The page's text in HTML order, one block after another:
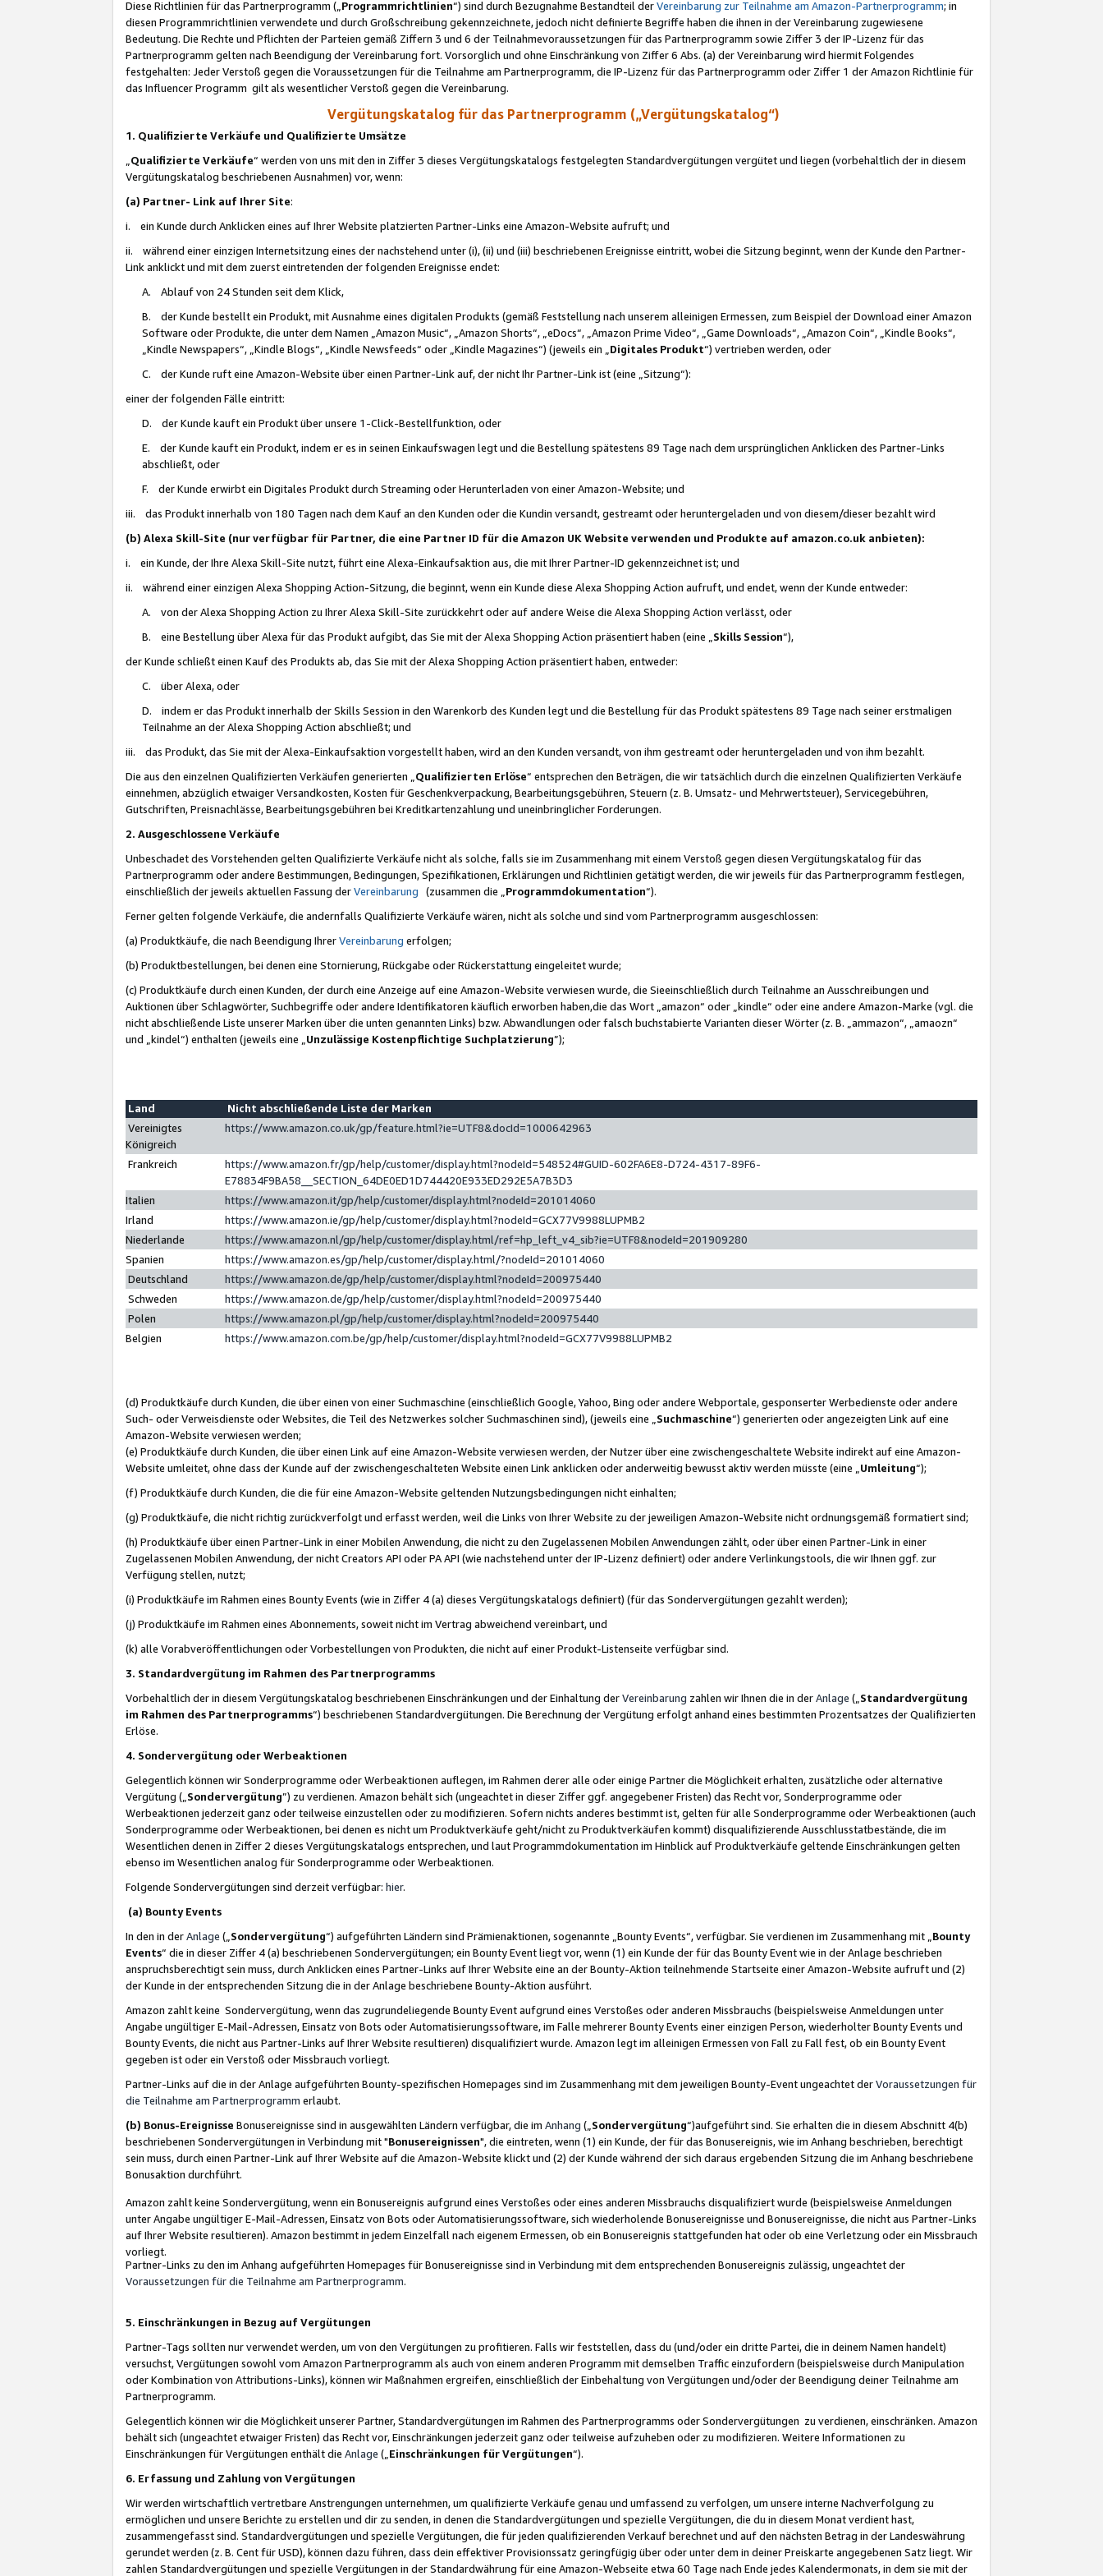
Diese Richtlinien für das Partnerprogramm („Programmrichtlinien“) sind durch Bezugnahme Bestandteil derVereinbarung zur Teilnahme am Amazon-Partnerprogramm; in
diesen Programmrichtlinien verwendete und durch Großschreibung gekennzeichnete, jedoch nicht definierte Begriffe haben die ihnen in der Vereinbarung zugewiesene
Bedeutung. Die Rechte und Pflichten der Parteien gemäß Ziffern 3 und 6 der Teilnahmevoraussetzungen für das Partnerprogramm sowie Ziffer 3 der IP-Lizenz für das
Partnerprogramm gelten nach Beendigung der Vereinbarung fort. Vorsorglich und ohne Einschränkung von Ziffer 6 Abs. (a) der Vereinbarung wird hiermit Folgendes
festgehalten: Jeder Verstoß gegen die Voraussetzungen für die Teilnahme am Partnerprogramm, die IP-Lizenz für das Partnerprogramm oder Ziffer 1 der Amazon Richtlinie für
das Influencer Programm gilt als wesentlicher Verstoß gegen die Vereinbarung.
Vergütungskatalog für das Partnerprogramm („Vergütungskatalog“)
1. Qualifizierte Verkäufe und Qualifizierte Umsätze
Qualifizierte Verkäufe“ werden von uns mit den in Ziffer 3 dieses Vergütungskatalogs festgelegten Standardvergütungen vergütet und liegen (vorbehaltlich der in diesem
Vergütungskatalog beschriebenen Ausnahmen) vor, wenn:
(a) Partner- Link auf Ihrer Site:
i. ein Kunde durch Anklicken eines auf Ihrer Website platzierten Partner-Links eine Amazon-Website aufruft; und
ii. während einer einzigen Internetsitzung eines der nachstehend unter (i), (ii) und (iii) beschriebenen Ereignisse eintritt, wobei die Sitzung beginnt, wenn der Kunde den Partner-
Link anklickt und mit dem zuerst eintretenden der folgenden Ereignisse endet:
A. Ablauf von 24 Stunden seit dem Klick,
B. der Kunde bestellt ein Produkt, mit Ausnahme eines digitalen Produkts (gemäß Feststellung nach unserem alleinigen Ermessen, zum Beispiel der Download einer Amazon
Software oder Produkte, die unter dem Namen „Amazon Music“, „Amazon Shorts“, „eDocs“, „Amazon Prime Video“, „Game Downloads“, „Amazon Coin“, „Kindle Books“,
„Kindle Newspapers“, „Kindle Blogs“, „Kindle Newsfeeds“ oder „Kindle Magazines“) (jeweils ein „ Digitales Produkt“) vertrieben werden, oder
C. der Kunde ruft eine Amazon-Website über einen Partner-Link auf, der nicht Ihr Partner-Link ist (eine „Sitzung“):
einer der folgenden Fälle eintritt:
D. der Kunde kauft ein Produkt über unsere 1-Click-Bestellfunktion, oder
E. der Kunde kauft ein Produkt, indem er es in seinen Einkaufswagen legt und die Bestellung spätestens 89 Tage nach dem ursprünglichen Anklicken des Partner-Links
abschließt, oder
F. der Kunde erwirbt ein Digitales Produkt durch Streaming oder Herunterladen von einer Amazon-Website; und
iii. das Produkt innerhalb von 180 Tagen nach dem Kauf an den Kunden oder die Kundin versandt, gestreamt oder heruntergeladen und von diesem/dieser bezahlt wird
(b) Alexa Skill-Site (nur verfügbar für Partner, die eine Partner ID für die Amazon UK Website verwenden und Produkte auf amazon.co.uk anbieten):
i. ein Kunde, der Ihre Alexa Skill-Site nutzt, führt eine Alexa-Einkaufsaktion aus, die mit Ihrer Partner-ID gekennzeichnet ist; und
ii. während einer einzigen Alexa Shopping Action-Sitzung, die beginnt, wenn ein Kunde diese Alexa Shopping Action aufruft, und endet, wenn der Kunde entweder:
A. von der Alexa Shopping Action zu Ihrer Alexa Skill-Site zurückkehrt oder auf andere Weise die Alexa Shopping Action verlässt, oder
B. eine Bestellung über Alexa für das Produkt aufgibt, das Sie mit der Alexa Shopping Action präsentiert haben (eine „ Skills Session“),
der Kunde schließt einen Kauf des Produkts ab, das Sie mit der Alexa Shopping Action präsentiert haben, entweder:
C. über Alexa, oder
D. indem er das Produkt innerhalb der Skills Session in den Warenkorb des Kunden legt und die Bestellung für das Produkt spätestens 89 Tage nach seiner erstmaligen
Teilnahme an der Alexa Shopping Action abschließt; und
iii. das Produkt, das Sie mit der Alexa-Einkaufsaktion vorgestellt haben, wird an den Kunden versandt, von ihm gestreamt oder heruntergeladen und von ihm bezahlt.
Die aus den einzelnen Qualifizierten Verkäufen generierten „ Qualifizierten Erlöse“ entsprechen den Beträgen, die wir tatsächlich durch die einzelnen Qualifizierten Verkäufe
einnehmen, abzüglich etwaiger Versandkosten, Kosten für Geschenkverpackung, Bearbeitungsgebühren, Steuern (z. B. Umsatz- und Mehrwertsteuer), Servicegebühren,
Gutschriften, Preisnachlässe, Bearbeitungsgebühren bei Kreditkartenzahlung und uneinbringlicher Forderungen.
2. Ausgeschlossene Verkäufe
Unbeschadet des Vorstehenden gelten Qualifizierte Verkäufe nicht als solche, falls sie im Zusammenhang mit einem Verstoß gegen diesen Vergütungskatalog für das
Partnerprogramm oder andere Bestimmungen, Bedingungen, Spezifikationen, Erklärungen und Richtlinien getätigt werden, die wir jeweils für das Partnerprogramm festlegen,
einschließlich der jeweils aktuellen Fassung derVereinbarung (zusammen die „ Programmdokumentation“).
Ferner gelten folgende Verkäufe, die andernfalls Qualifizierte Verkäufe wären, nicht als solche und sind vom Partnerprogramm ausgeschlossen:
(a) Produktkäufe, die nach Beendigung IhrerVereinbarung erfolgen;
(b) Produktbestellungen, bei denen eine Stornierung, Rückgabe oder Rückerstattung eingeleitet wurde;
(c) Produktkäufe durch einen Kunden, der durch eine Anzeige auf eine Amazon-Website verwiesen wurde, die Sieeinschließlich durch Teilnahme an Ausschreibungen und
Auktionen über Schlagwörter, Suchbegriffe oder andere Identifikatoren käuflich erworben haben,die das Wort „amazon“ oder „kindle“ oder eine andere Amazon-Marke (vgl. die
nicht abschließende Liste unserer Marken über die unten genannten Links) bzw. Abwandlungen oder falsch buchstabierte Varianten dieser Wörter (z. B. „ammazon“, „amaozn“
und „kindel“) enthalten (jeweils eine „ Unzulässige Kostenpflichtige Suchplatzierung”);
Land
Nicht abschließende Liste der Marken
Vereinigtes
Königreich
https://www.amazon.co.uk/gp/feature.html?ie=UTF8&docId=1000642963
Frankreich
https://www.amazon.fr/gp/help/customer/display.html?nodeId=548524#GUID-602FA6E8-D724-4317-89F6-
E78834F9BA58__SECTION_64DE0ED1D744420E933ED292E5A7B3D3
Italien
https://www.amazon.it/gp/help/customer/display.html?nodeId=201014060
Irland
https://www.amazon.ie/gp/help/customer/display.html?nodeId=GCX77V9988LUPMB2
Niederlande
https://www.amazon.nl/gp/help/customer/display.html/ref=hp_left_v4_sib?ie=UTF8&nodeId=201909280
Spanien
https://www.amazon.es/gp/help/customer/display.html/?nodeId=201014060
Deutschland
https://www.amazon.de/gp/help/customer/display.html?nodeId=200975440
Schweden
https://www.amazon.de/gp/help/customer/display.html?nodeId=200975440
Polen
https://www.amazon.pl/gp/help/customer/display.html?nodeId=200975440
Belgien
https://www.amazon.com.be/gp/help/customer/display.html?nodeId=GCX77V9988LUPMB2
(d) Produktkäufe durch Kunden, die über einen von einer Suchmaschine (einschließlich Google, Yahoo, Bing oder andere Webportale, gesponserter Werbedienste oder andere
Such- oder Verweisdienste oder Websites, die Teil des Netzwerkes solcher Suchmaschinen sind), (jeweils eine „ Suchmaschine“) generierten oder angezeigten Link auf eine
Amazon-Website verwiesen werden;
(e) Produktkäufe durch Kunden, die über einen Link auf eine Amazon-Website verwiesen werden, der Nutzer über eine zwischengeschaltete Website indirekt auf eine Amazon-
Website umleitet, ohne dass der Kunde auf der zwischengeschalteten Website einen Link anklicken oder anderweitig bewusst aktiv werden müsste (eine „ Umleitung“);
(f) Produktkäufe durch Kunden, die die für eine Amazon-Website geltenden Nutzungsbedingungen nicht einhalten;
(g) Produktkäufe, die nicht richtig zurückverfolgt und erfasst werden, weil die Links von Ihrer Website zu der jeweiligen Amazon-Website nicht ordnungsgemäß formatiert sind;
(h) Produktkäufe über einen Partner-Link in einer Mobilen Anwendung, die nicht zu den Zugelassenen Mobilen Anwendungen zählt, oder über einen Partner-Link in einer
Zugelassenen Mobilen Anwendung, der nicht Creators API oder PA API (wie nachstehend unter der IP-Lizenz definiert) oder andere Verlinkungstools, die wir Ihnen ggf. zur
Verfügung stellen, nutzt;
(i) Produktkäufe im Rahmen eines Bounty Events (wie in Ziffer 4 (a) dieses Vergütungskatalogs definiert) (für das Sondervergütungen gezahlt werden);
(j) Produktkäufe im Rahmen eines Abonnements, soweit nicht im Vertrag abweichend vereinbart, und
(k) alle Vorabveröffentlichungen oder Vorbestellungen von Produkten, die nicht auf einer Produkt-Listenseite verfügbar sind.
3. Standardvergütung im Rahmen des Partnerprogramms
Vorbehaltlich der in diesem Vergütungskatalog beschriebenen Einschränkungen und der Einhaltung derVereinbarung zahlen wir Ihnen die in derAnlage („ Standardvergütung
im Rahmen des Partnerprogramms“) beschriebenen Standardvergütungen. Die Berechnung der Vergütung erfolgt anhand eines bestimmten Prozentsatzes der Qualifizierten
Erlöse.
4. Sondervergütung oder Werbeaktionen
Gelegentlich können wir Sonderprogramme oder Werbeaktionen auflegen, im Rahmen derer alle oder einige Partner die Möglichkeit erhalten, zusätzliche oder alternative
Vergütung („ Sondervergütung”) zu verdienen. Amazon behält sich (ungeachtet in dieser Ziffer ggf. angegebener Fristen) das Recht vor, Sonderprogramme oder
Werbeaktionen jederzeit ganz oder teilweise einzustellen oder zu modifizieren. Sofern nichts anderes bestimmt ist, gelten für alle Sonderprogramme oder Werbeaktionen (auch
Sonderprogramme oder Werbeaktionen, bei denen es nicht um Produktverkäufe geht/nicht zu Produktverkäufen kommt) disqualifizierende Ausschlusstatbestände, die im
Wesentlichen denen in Ziffer 2 dieses Vergütungskatalogs entsprechen, und laut Programmdokumentation im Hinblick auf Produktverkäufe geltende Einschränkungen gelten
ebenso im Wesentlichen analog für Sonderprogramme oder Werbeaktionen.
Folgende Sondervergütungen sind derzeit verfügbar: hier.
(a) Bounty Events
In den in derAnlage („ Sondervergütung“) aufgeführten Ländern sind Prämienaktionen, sogenannte „Bounty Events“, verfügbar. Sie verdienen im Zusammenhang mit „ Bounty
Events“ die in dieser Ziffer 4 (a) beschriebenen Sondervergütungen; ein Bounty Event liegt vor, wenn (1) ein Kunde der für das Bounty Event wie in der Anlage beschrieben
anspruchsberechtigt sein muss, durch Anklicken eines Partner-Links auf Ihrer Website eine an der Bounty-Aktion teilnehmende Startseite einer Amazon-Website aufruft und (2)
der Kunde in der entsprechenden Sitzung die in der Anlage beschriebene Bounty-Aktion ausführt.
Amazon zahlt keine Sondervergütung, wenn das zugrundeliegende Bounty Event aufgrund eines Verstoßes oder anderen Missbrauchs (beispielsweise Anmeldungen unter
Angabe ungültiger E-Mail-Adressen, Einsatz von Bots oder Automatisierungssoftware, im Falle mehrerer Bounty Events einer einzigen Person, wiederholter Bounty Events und
Bounty Events, die nicht aus Partner-Links auf Ihrer Website resultieren) disqualifiziert wurde. Amazon legt im alleinigen Ermessen von Fall zu Fall fest, ob ein Bounty Event
gegeben ist oder ein Verstoß oder Missbrauch vorliegt.
Partner-Links auf die in der Anlage aufgeführten Bounty-spezifischen Homepages sind im Zusammenhang mit dem jeweiligen Bounty-Event ungeachtet derVoraussetzungen für
die Teilnahme am Partnerprogramm erlaubt.
(b) Bonus-Ereignisse Bonusereignisse sind in ausgewählten Ländern verfügbar, die im Anhang („ Sondervergütung“)aufgeführt sind. Sie erhalten die in diesem Abschnitt 4(b)
beschriebenen Sondervergütungen in Verbindung mit "Bonusereignissen", die eintreten, wenn (1) ein Kunde, der für das Bonusereignis, wie im Anhang beschrieben, berechtigt
sein muss, durch einen Partner-Link auf Ihrer Website auf die Amazon-Website klickt und (2) der Kunde während der sich daraus ergebenden Sitzung die im Anhang beschriebene
Bonusaktion durchführt.
Amazon zahlt keine Sondervergütung, wenn ein Bonusereignis aufgrund eines Verstoßes oder eines anderen Missbrauchs disqualifiziert wurde (beispielsweise Anmeldungen
unter Angabe ungültiger E-Mail-Adressen, Einsatz von Bots oder Automatisierungssoftware, sich wiederholende Bonusereignisse und Bonusereignisse, die nicht aus Partner-Links
auf Ihrer Website resultieren). Amazon bestimmt in jedem Einzelfall nach eigenem Ermessen, ob ein Bonusereignis stattgefunden hat oder ob eine Verletzung oder ein Missbrauch
vorliegt.
Partner-Links zu den im Anhang aufgeführten Homepages für Bonusereignisse sind in Verbindung mit dem entsprechenden Bonusereignis zulässig, ungeachtet der
Voraussetzungen für die Teilnahme am Partnerprogramm.
5. Einschränkungen in Bezug auf Vergütungen
Partner-Tags sollten nur verwendet werden, um von den Vergütungen zu profitieren. Falls wir feststellen, dass du (und/oder ein dritte Partei, die in deinem Namen handelt)
versuchst, Vergütungen sowohl vom Amazon Partnerprogramm als auch von einem anderen Programm mit demselben Traffic einzufordern (beispielsweise durch Manipulation
oder Kombination von Attributions-Links), können wir Maßnahmen ergreifen, einschließlich der Einbehaltung von Vergütungen und/oder der Beendigung deiner Teilnahme am
Partnerprogramm.
Gelegentlich können wir die Möglichkeit unserer Partner, Standardvergütungen im Rahmen des Partnerprogramms oder Sondervergütungen zu verdienen, einschränken. Amazon
behält sich (ungeachtet etwaiger Fristen) das Recht vor, Einschränkungen jederzeit ganz oder teilweise aufzuheben oder zu modifizieren. Weitere Informationen zu
Einschränkungen für Vergütungen enthält die Anlage („ Einschränkungen für Vergütungen“).
6. Erfassung und Zahlung von Vergütungen
Wir werden wirtschaftlich vertretbare Anstrengungen unternehmen, um qualifizierte Verkäufe genau und umfassend zu verfolgen, um unsere interne Nachverfolgung zu
ermöglichen und unsere Berichte zu erstellen und dir zu senden, in denen die Standardvergütungen und spezielle Vergütungen, die du in diesem Monat verdient hast,
zusammengefasst sind. Standardvergütungen und spezielle Vergütungen, die für jeden qualifizierenden Verkauf berechnet und auf den nächsten Betrag in der Landeswährung
gerundet werden (z. B. Cent für USD), können dazu führen, dass dein effektiver Provisionssatz geringfügig über oder unter dem in deiner Preiskarte angegebenen Satz liegt. Wir
zahlen Standardvergütungen und spezielle Vergütungen in der Standardwährung für eine Amazon-Webseite etwa 60 Tage nach Ende jedes Kalendermonats, in dem sie mit der